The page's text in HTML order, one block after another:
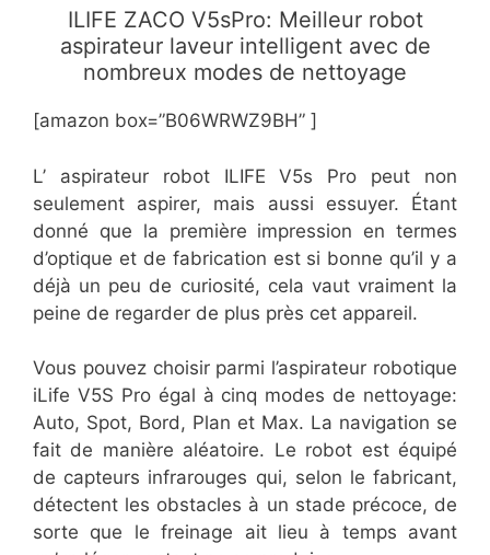
ILIFE ZACO V5sPro: Meilleur robot
aspirateur laveur intelligent avec de
nombreux modes de nettoyage
[amazon box=”B06WRWZ9BH” ]
L’ aspirateur robot ILIFE V5s Pro peut non
seulement aspirer, mais aussi essuyer. Étant
donné que la première impression en termes
d’optique et de fabrication est si bonne qu’il y a
déjà un peu de curiosité, cela vaut vraiment la
peine de regarder de plus près cet appareil.
Vous pouvez choisir parmi l’aspirateur robotique
iLife V5S Pro égal à cinq modes de nettoyage:
Auto, Spot, Bord, Plan et Max. La navigation se
fait de manière aléatoire. Le robot est équipé
de capteurs infrarouges qui, selon le fabricant,
détectent les obstacles à un stade précoce, de
sorte que le freinage ait lieu à temps avant